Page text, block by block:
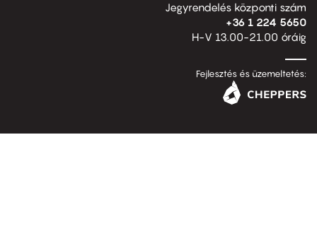
Jegyrendelés központi szám
+36 1 224 5650
H-V 13.00-21.00 óráig
Fejlesztés és üzemeltetés: